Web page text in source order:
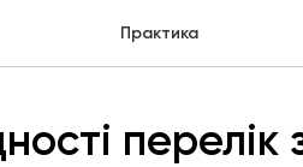
Практика